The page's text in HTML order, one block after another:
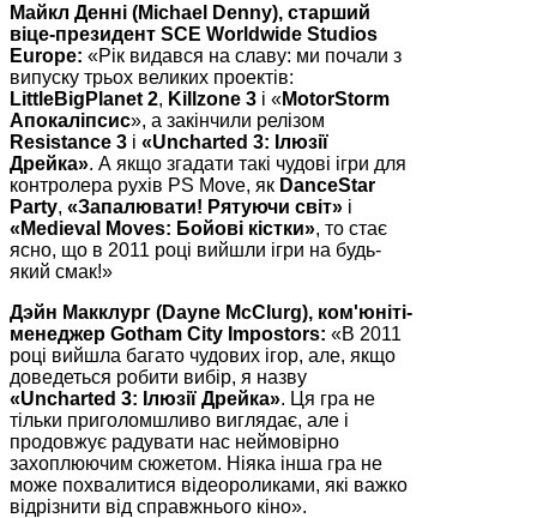
Майкл Денні (Michael Denny), старший
віце-президент SCE Worldwide Studios
Europe: «Рік видався на славу: ми почали з
випуску трьох великих проектів:
LittleBigPlanet 2, Killzone 3 і «MotorStorm
Апокаліпсис», а закінчили релізом
Resistance 3 і «Uncharted 3: Ілюзії
Дрейка». А якщо згадати такі чудові ігри для
контролера рухів PS Move, як DanceStar
Party, «Запалювати! Рятуючи світ» і
«Medieval Moves: Бойові кістки», то стає
ясно, що в 2011 році вийшли ігри на будь-
який смак!»
Дэйн Макклург (Dayne McClurg), ком'юніті-
менеджер Gotham City Impostors: «В 2011
році вийшла багато чудових ігор, але, якщо
доведеться робити вибір, я назву
«Uncharted 3: Ілюзії Дрейка». Ця гра не
тільки приголомшливо виглядає, але і
продовжує радувати нас неймовірно
захоплюючим сюжетом. Ніяка інша гра не
може похвалитися відеороликами, які важко
відрізнити від справжнього кіно».